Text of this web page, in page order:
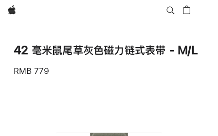
Apple
42 毫米鼠尾草灰色磁力链式表带 - M/L
RMB 779